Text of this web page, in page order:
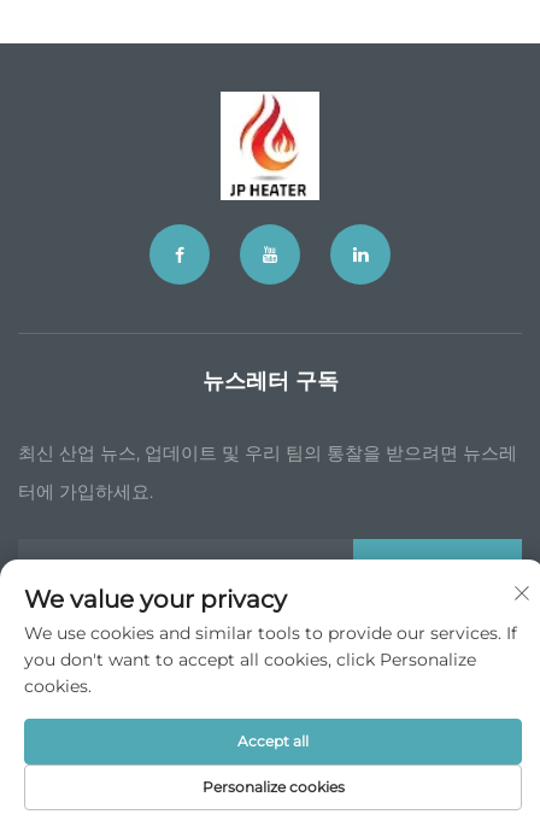
뉴스레터 구독
최신 산업 뉴스, 업데이트 및 우리 팀의 통찰을 받으려면 뉴스레
터에 가입하세요.
저작권 © JP China Trade Int’l Co., Ltd. 모든 권리 보유 -개인정보 처리방
We value your privacy
We use cookies and similar tools to provide our services. If
you don't want to accept all cookies, click Personalize
cookies.
Personalize cookies
Accept all